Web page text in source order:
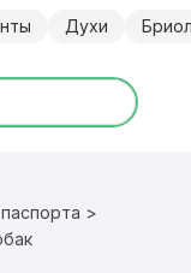
Духи
>